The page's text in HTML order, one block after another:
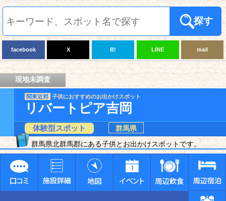
探す
facebook X B! LINE mail
現地未調査
関東近郊 子供におすすめのお出かけスポット
リバートピア吉岡
体験型スポット
群馬県
群馬県北群馬郡にある子供とお出かけスポットです。